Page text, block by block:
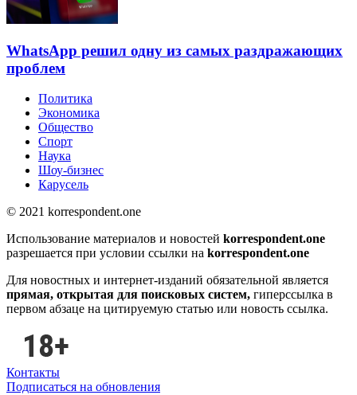
WhatsApp решил одну из самых раздражающих
проблем
Политика
Экономика
Общество
Спорт
Наука
Шоу-бизнес
Карусель
© 2021 korrespondent.one
Использование материалов и новостей korrespondent.one
разрешается при условии ссылки на korrespondent.one
Для новостных и интернет-изданий обязательной является
прямая, открытая для поисковых систем, гиперссылка в
первом абзаце на цитируемую статью или новость ссылка.
Контакты
Подписаться на обновления